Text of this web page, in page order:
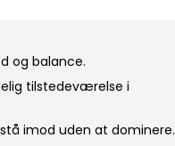
og balance.
tilstedeværelse i
imod uden at dominere.